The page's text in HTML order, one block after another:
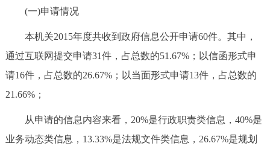
(一)申请情况
本机关2015年度共收到政府信息公开申请60件。其中，
通过互联网提交申请31件，占总数的51.67%；以信函形式申
请16件，占总数的26.67%；以当面形式申请13件，占总数的
21.66%；
从申请的信息内容来看，20%是行政职责类信息，40%是
业务动态类信息，13.33%是法规文件类信息，26.67%是规划